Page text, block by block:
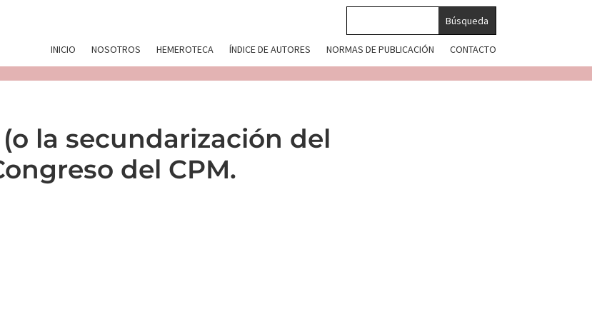
INICIO NOSOTROS HEMEROTECA ÍNDICE DE AUTORES NORMAS DE PUBLICACIÓN CONTACTO
la secundarización del
del CPM.